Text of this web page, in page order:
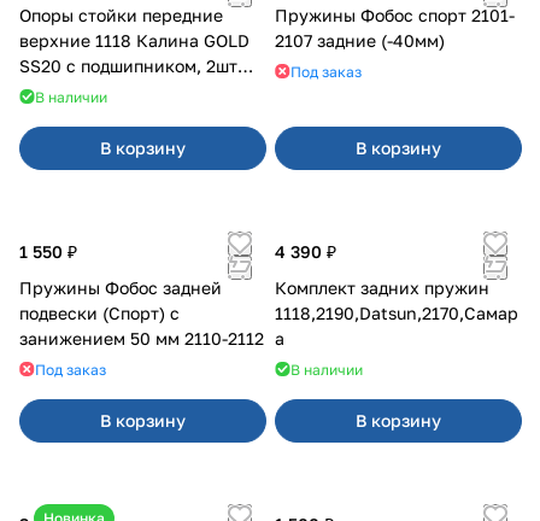
Опоры стойки передние
верхние 1118 Калина GOLD
SS20 с подшипником, 2шт
10115
В наличии
В корзину
Пружины Фобос спорт 2101-
2107 задние (-40мм)
Под заказ
В корзину
1 550 ₽
Пружины Фобос задней
подвески (Спорт) с
занижением 50 мм 2110-2112
Под заказ
В корзину
4 390 ₽
Комплект задних пружин
1118,2190,Datsun,2170,Самар
а
В наличии
В корзину